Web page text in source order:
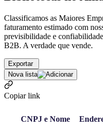
Classificamos as Maiores
faturamento estimado com
previsibilidade e confiabilidade
B2B. A verdade que vende.
Exportar
Nova lista
Copiar link
CNPJ e Nome